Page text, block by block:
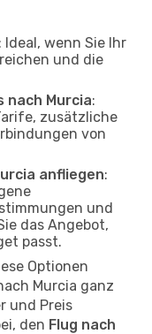
: Ideal, wenn Sie Ihr
und die
nach Murcia:
zusätzliche
von
anfliegen:
und
das Angebot,
passt.
Optionen
Murcia ganz
und Preis
den Flug nach